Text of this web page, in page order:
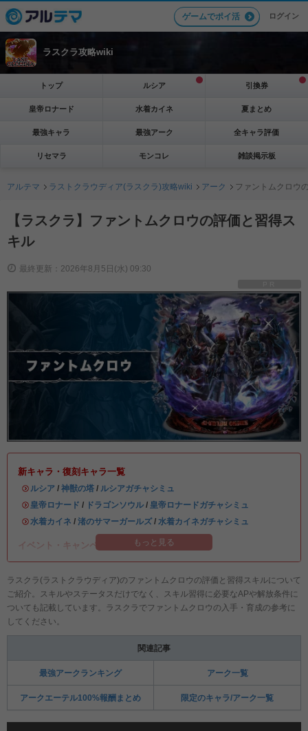
ゲームでポイ活 ログイン
ラスクラ攻略wiki
トップ ルシア 引換券
皇帝ロナード 水着カイネ 夏まとめ
最強キャラ 最強アーク 全キャラ評価
リセマラ モンコレ 雑談掲示板
アルテマ ラストクラウディア(ラスクラ)攻略wiki アーク ファントムクロウ
【ラスクラ】ファントムクロウの評価と習得ス
キル
最終更新：2026年8月5日(水) 09:30
新キャラ・復刻キャラ一覧
・ルシア / 神獣の塔 / ルシアガチャシミュ
・ 皇帝ロナード / ドラゴンソウル / 皇帝ロナードガチャシミュ
・水着カイネ / 渚のサマーガールズ/ 水着カイネガチャシミュ
イベント・キャンペーン情報まとめ
もっと見る
ラスクラ(ラストクラウディア)のファントムクロウの評価と習得スキルについて
ご紹介。スキルやステータスだけでなく、スキル習得に必要なAPや解放条件に
ついても記載しています。ラスクラでファントムクロウの入手・育成の参考に
してください。
関連記事
最強アークランキング アーク一覧
アークエーテル100%報酬まとめ 限定のキャラ/アーク一覧